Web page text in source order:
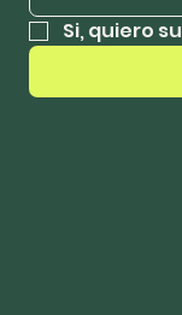
Si, quiero